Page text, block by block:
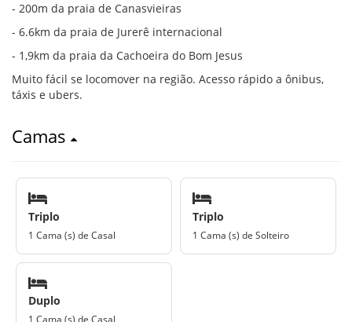
- 200m da praia de Canasvieiras
- 6.6km da praia de Jurerê internacional
- 1,9km da praia da Cachoeira do Bom Jesus
Muito fácil se locomover na região. Acesso rápido a ônibus,
táxis e ubers.
Camas
Triplo
1 Cama (s) de Casal
Triplo
1 Cama (s) de Solteiro
Duplo
1 Cama (s) de Casal